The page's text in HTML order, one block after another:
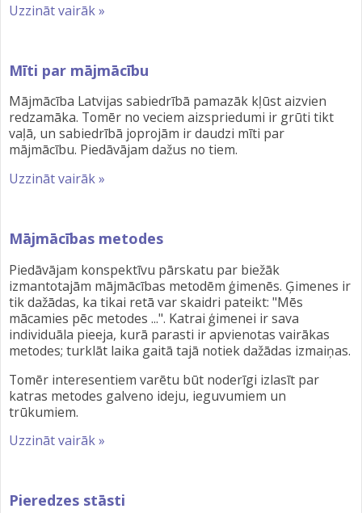
Uzzināt vairāk »
Mīti par mājmācību
Mājmācība Latvijas sabiedrībā pamazāk kļūst aizvien
redzamāka. Tomēr no veciem aizspriedumi ir grūti tikt
vaļā, un sabiedrībā joprojām ir daudzi mīti par
mājmācību. Piedāvājam dažus no tiem.
Uzzināt vairāk »
Mājmācības metodes
Piedāvājam konspektīvu pārskatu par biežāk
izmantotajām mājmācības metodēm ģimenēs. Ģimenes ir
tik dažādas, ka tikai retā var skaidri pateikt: "Mēs
mācamies pēc metodes ...". Katrai ģimenei ir sava
individuāla pieeja, kurā parasti ir apvienotas vairākas
metodes; turklāt laika gaitā tajā notiek dažādas izmaiņas.
Tomēr interesentiem varētu būt noderīgi izlasīt par
katras metodes galveno ideju, ieguvumiem un
trūkumiem.
Uzzināt vairāk »
Pieredzes stāsti